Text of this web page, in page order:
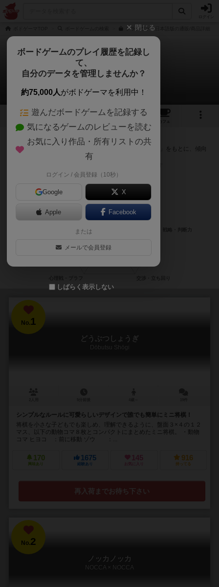
テラノヴァ 日本語版の通販/商品詳細
テラノヴァ
次のおすすめボードゲーム
7 6
カフェ
『テラノヴァ』が好きな方へのおすすめ
このゲームのトップページで投票された「プレイ感の評価」をもとに、傾向
が近いボードゲームをランキング形式で紹介します。
No.1
どうぶつしょうぎ
Dōbutsu Shōgi
シンプルなルールに可愛らしいデザインで誰でも簡単にミニ将棋！
将棋を小さな子どもでも楽しめ、理解できるように、盤面３×４の１２
マス、以下の動物コマ８枚とコンパクトにまとめたミニ将棋。 ・動物
コマ ヒヨコ ：前に移動 ゾウ ：...
170
興味あり
1675
経験あり
145
お気に入り
916
持ってる
再入荷までお待ち下さい
No.2
ノッカノッカ
NOCCA × NOCCA
閉じる
ボードゲームのプレイ履歴を記録し
て、
自分のデータを管理しませんか？
約75,000人がボドゲーマを利用中！
遊んだボードゲームを記録する
気になるゲームのレビューを読む
お気に入り作品・所有リストの共
有
ログイン / 会員登録（10秒）
Google X
Apple Facebook
または
メールで会員登録
しばらく表示しない